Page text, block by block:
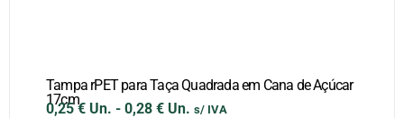
Tampa rPET para Taça Quadrada em Cana de Açúcar
17cm
0,25€ Un. - 0,28 € Un. s/ IVA